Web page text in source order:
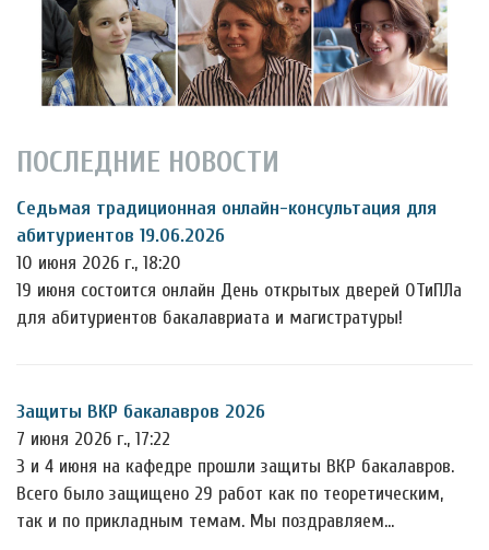
ПОСЛЕДНИЕ НОВОСТИ
Седьмая традиционная онлайн-консультация для
абитуриентов 19.06.2026
10 июня 2026 г., 18:20
19 июня состоится онлайн День открытых дверей ОТиПЛа
для абитуриентов бакалавриата и магистратуры!
Защиты ВКР бакалавров 2026
7 июня 2026 г., 17:22
3 и 4 июня на кафедре прошли защиты ВКР бакалавров.
Всего было защищено 29 работ как по теоретическим,
так и по прикладным темам. Мы поздравляем…